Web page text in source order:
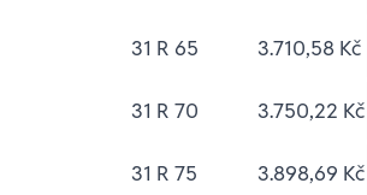
31 R 65 3.710,58 Kč
31 R 70 3.750,22 Kč
31 R 75 3.898,69 Kč